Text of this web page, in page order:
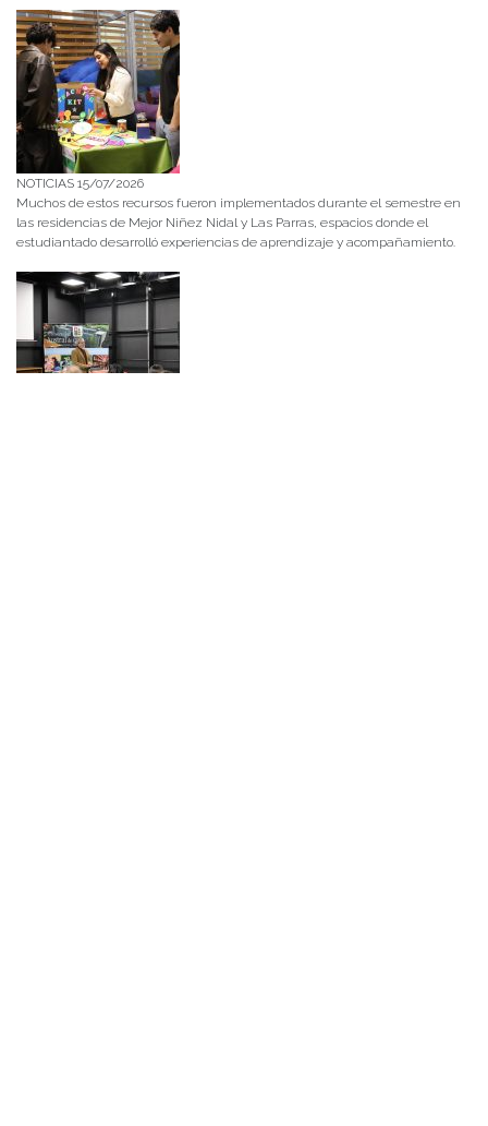
NOTICIAS 15/07/2026
Muchos de estos recursos fueron implementados durante el semestre en
las residencias de Mejor Niñez Nidal y Las Parras, espacios donde el
estudiantado desarrolló experiencias de aprendizaje y acompañamiento.